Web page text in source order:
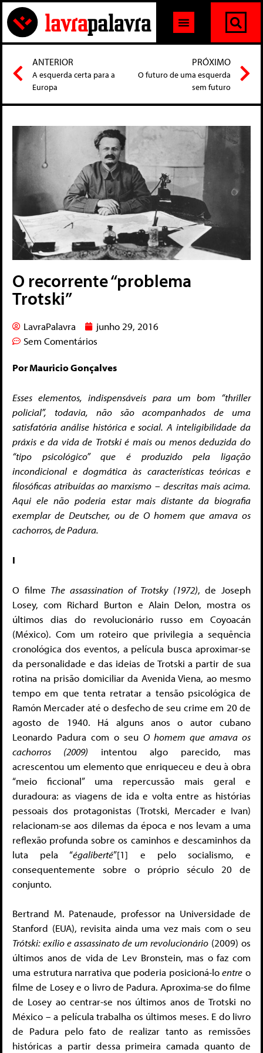
ANTERIOR
A esquerda certa para a
Europa
PRÓXIMO
O futuro de uma esquerda
sem futuro
O recorrente “problema
Trotski”
LavraPalavra
junho 29, 2016
Sem Comentários
Por Mauricio Gonçalves
Esses elementos, indispensáveis para um bom “thriller
policial”, todavia, não são acompanhados de uma
satisfatória análise histórica e social. A inteligibilidade da
práxis e da vida de Trotski é mais ou menos deduzida do
“tipo psicológico” que é produzidopela ligação
incondicional e dogmática às características teóricas e
filosóficas atribuídas ao marxismo – descritas mais acima.
Aqui ele não poderia estar mais distante da biografia
exemplar de Deutscher, ou de O homem que amava os
cachorros, de Padura.
I
O filme The assassination of Trotsky (1972), de Joseph
Losey, com Richard Burton e Alain Delon, mostra os
últimos dias do revolucionário russo em Coyoacán
(México). Com um roteiro que privilegia a sequência
cronológica dos eventos, a película busca aproximar-se
da personalidade e das ideias de Trotski a partir de sua
rotina na prisão domiciliar da Avenida Viena, ao mesmo
tempo em que tenta retratar a tensão psicológica de
Ramón Mercader até o desfecho de seu crime em 20 de
agosto de 1940. Há alguns anos o autor cubano
Leonardo Padura com o seu O homem que amava os
cachorros (2009) intentou algo parecido, mas
acrescentou um elemento que enriqueceu e deu à obra
“meio ficcional” uma repercussão mais geral e
duradoura: as viagens de ida e volta entre as histórias
pessoais dos protagonistas (Trotski, Mercader e Ivan)
relacionam-se aos dilemas da época e nos levam a uma
reflexão profunda sobre os caminhos e descaminhos da
luta pela “égaliberté”[1] e pelo socialismo, e
consequentemente sobre o próprio século 20 de
conjunto.
Bertrand M. Patenaude, professor na Universidade de
Stanford (EUA), revisita ainda uma vez mais com o seu
Trótski: exílio e assassinato de um revolucionário (2009) os
últimos anos de vida de Lev Bronstein, mas o faz com
uma estrutura narrativa que poderia posicioná-loentre o
filme de Losey e o livro de Padura. Aproxima-se do filme
de Losey ao centrar-se nos últimos anos de Trotski no
México – a película trabalha os últimos meses. E do livro
de Padura pelo fato de realizar tanto as remissões
históricas a partir dessa primeira camada quanto de